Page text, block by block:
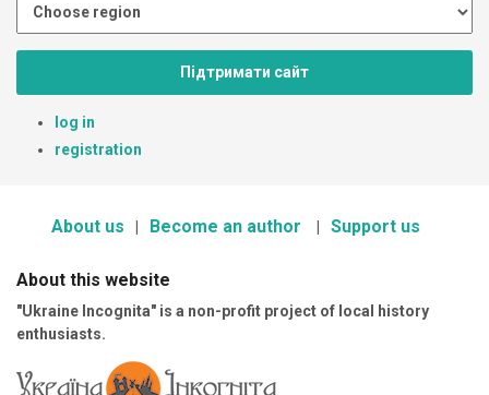
Підтримати сайт
log in
registration
About us Become an author Support us
About this website
"Ukraine Incognita" is a non-profit project of local history
enthusiasts.